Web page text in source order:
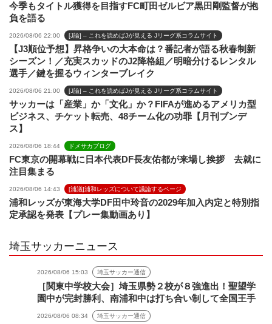
今季もタイトル獲得を目指すFC町田ゼルビア黒田剛監督が抱
負を語る
2026/08/06 22:00 [J論] – これを読めばJが見える Jリーグ系コラムサイト
【J3順位予想】昇格争いの大本命は？番記者が語る秋春制新
シーズン！／充実スカッドのJ2降格組／明暗分けるレンタル
選手／鍵を握るウィンターブレイク
2026/08/06 21:00 [J論] – これを読めばJが見える Jリーグ系コラムサイト
サッカーは「産業」か「文化」か？FIFAが進めるアメリカ型
ビジネス、チケット転売、48チーム化の功罪【月刊ブンデ
ス】
2026/08/06 18:44 ドメサカブログ
FC東京の開幕戦に日本代表DF長友佑都が来場し挨拶 去就に
注目集まる
2026/08/06 14:43 [浦議]浦和レッズについて議論するページ
浦和レッズが東海大学DF田中玲音の2029年加入内定と特別指
定承認を発表【プレー集動画あり】
埼玉サッカーニュース
2026/08/06 15:03 埼玉サッカー通信
［関東中学校大会］埼玉県勢２校が８強進出！聖望学
園中が完封勝利、南浦和中は打ち合い制して全国王手
2026/08/06 08:34 埼玉サッカー通信